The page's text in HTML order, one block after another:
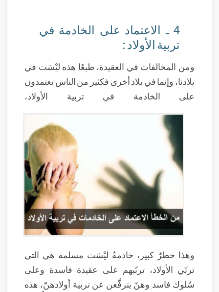
4 ـ الاعتماد على الخادمة في
تربية الأولاد :
ومن المخالفات في العقيدة، طبعًا هذه ليْسَت في
بلادنا، وإنما في بلاد أخرى فكثير من الناس يعتمدون
على الخادمة في تربية الأولاد،
وهذا خطرٌ كبير، خادمةٌ ليْسَت مسلمة هي التي
تربّي الأولاد، تربّيهم على عقيدة فاسدة وعلى
سُلوك فاسد وهنّ يترفَّعن عن تربية أولادهنّ، هذه